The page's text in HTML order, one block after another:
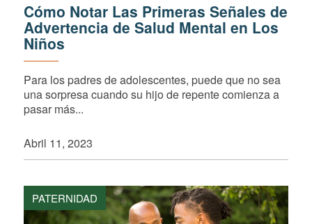
Cómo Notar Las Primeras Señales de
Advertencia de Salud Mental en Los
Niños
Para los padres de adolescentes, puede que no sea
una sorpresa cuando su hijo de repente comienza a
pasar más...
Abril 11, 2023
PATERNIDAD